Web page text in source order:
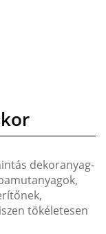
dekoranyag-
tökéletesen